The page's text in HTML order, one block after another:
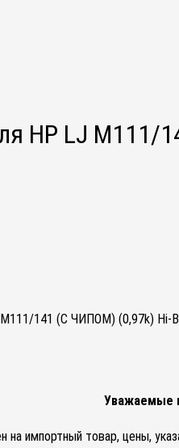
HP LJ
141 (С ЧИПОМ) (0,97k) Hi-
Уважаемые
на импортный товар, цены,